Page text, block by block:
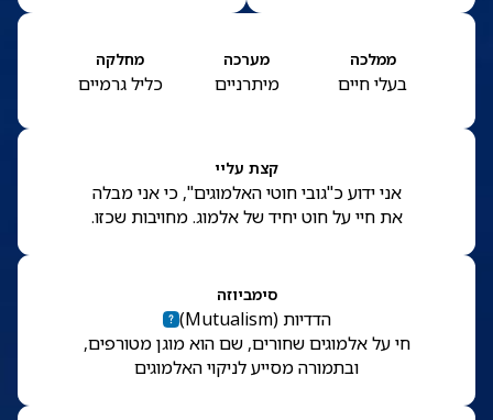
ממלכה
בעלי חיים
מערכה
מיתרניים
מחלקה
כליל גרמיים
קצת עליי
אני ידוע כ"גובי חוטי האלמוגים", כי אני מבלה
את חיי על חוט יחיד של אלמוג. מחויבות שכזו.
סימביוזה
הדדיות (
Mutualism
)
חי על אלמוגים שחורים, שם הוא מוגן מטורפים,
ובתמורה מסייע לניקוי האלמוגים